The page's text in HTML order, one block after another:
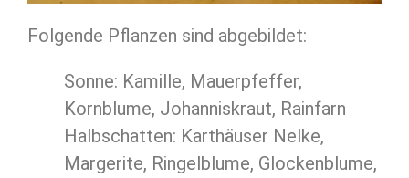
Folgende Pflanzen sind abgebildet:
Sonne: Kamille, Mauerpfeffer,
Kornblume, Johanniskraut, Rainfarn
Halbschatten: Karthäuser Nelke,
Margerite, Ringelblume, Glockenblume,